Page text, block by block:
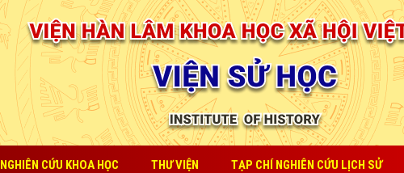
NGHIÊN CỨU KHOA HỌC THƯ VIỆN TẠP CHÍ NGHIÊN CỨU LỊCH SỬ